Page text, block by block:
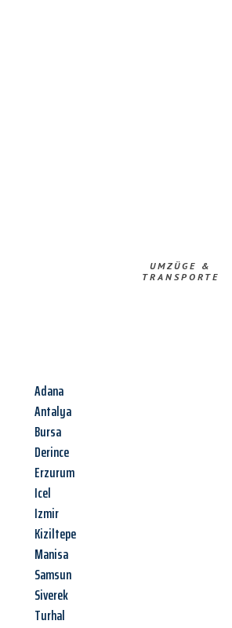
UMZÜGE &
TRANSPORTE
Adana
Antalya
Bursa
Derince
Erzurum
Icel
Izmir
Kiziltepe
Manisa
Samsun
Siverek
Turhal